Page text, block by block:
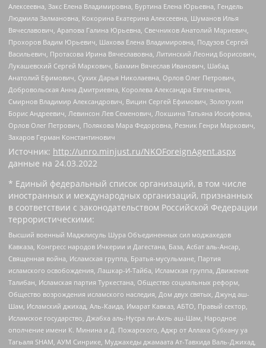
Алексеевна, Закс Елена Владимировна, Буртина Елена Юрьевна, Гендель
Людмила Залмановна, Кокорина Екатерина Алексеевна, Шуманов Илья
Вячеславович, Арапова Галина Юрьевна, Свечников Анатолий Мариевич,
Прохоров Вадим Юрьевич, Шахова Елена Владимировна, Подузов Сергей
Васильевич, Протасова Ирина Вячеславовна, Литинский Леонид Борисович,
Лукашевский Сергей Маркович, Бахмин Вячеслав Иванович, Шабад
Анатолий Ефимович, Сухих Дарья Николаевна, Орлов Олег Петрович,
Добровольская Анна Дмитриевна, Королева Александра Евгеньевна,
Смирнов Владимир Александрович, Вицин Сергей Ефимович, Золотухин
Борис Андреевич, Левинсон Лев Семенович, Локшина Татьяна Иосифовна,
Орлов Олег Петрович, Полякова Мара Федоровна, Резник Генри Маркович,
Захаров Герман Константинович
Источник: http://unro.minjust.ru/NKOForeignAgent.aspx
данные на 24.03.2022
* Единый федеральный список организаций, в том числе
иностранных и международных организаций, признанных
в соответствии с законодательством Российской Федерации
террористическими:
Высший военный Маджлисуль Шура Объединенных сил моджахедов
Кавказа, Конгресс народов Ичкерии и Дагестана, База, Асбат аль-Ансар,
Священная война, Исламская группа, Братья-мусульмане, Партия
исламского освобождения, Лашкар-И-Тайба, Исламская группа, Движение
Талибан, Исламская партия Туркестана, Общество социальных реформ,
Общество возрождения исламского наследия, Дом двух святых, Джунд аш-
Шам, Исламский джихад, Аль-Каида, Имарат Кавказ, АБТО, Правый сектор,
Исламское государство, Джабха аль-Нусра ли-Ахль аш-Шам, Народное
ополчение имени К. Минина и Д. Пожарского, Аджр от Аллаха Субхану уа
Тагьаля SHAM, АУМ Синрике, Муджахеды джамаата Ат-Тавхида Валь-Джихад,